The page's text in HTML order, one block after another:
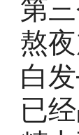
第
熬
白
已